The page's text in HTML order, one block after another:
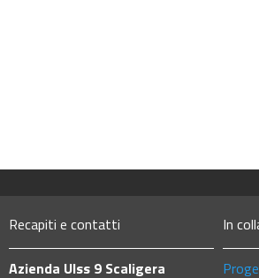
Recapiti e contatti
Azienda Ulss 9 Scaligera
In